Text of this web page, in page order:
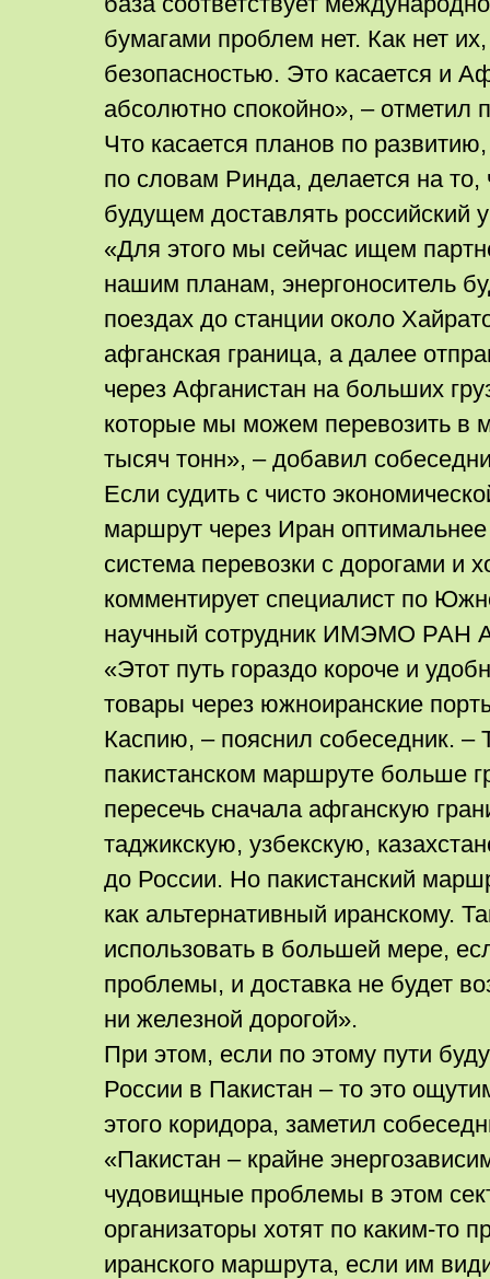
бумагами проблем нет. Как нет их,
безопасностью. Это касается и
абсолютно спокойно», – отметил
Что касается планов по
по словам Ринда, делается на
будущем доставлять российский
«Для этого мы сейчас ищем
нашим планам, энергоноситель
поездах до станции около
афганская граница, а далее
через Афганистан на больших
которые мы можем перевозить в
тысяч тонн», – добавил
Если судить с чисто
маршрут через Иран
система перевозки с дорогами и
комментирует специалист по
научный сотрудник ИМЭМО РАН
«Этот путь гораздо короче и
товары через южноиранские
Каспию, – пояснил собеседник. –
пакистанском маршруте больше
пересечь сначала афганскую
таджикскую, узбекскую,
до России. Но пакистанский
как альтернативный иранскому.
использовать в большей мере,
проблемы, и доставка не будет
ни железной дорогой».
При этом, если по этому пути
России в Пакистан – то это
этого коридора, заметил
«Пакистан – крайне
чудовищные проблемы в этом
организаторы хотят по каким-то
иранского маршрута, если им